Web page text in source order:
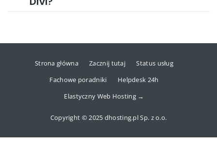
Strona główna Zacznij tutaj
Status usług
Fachowe poradniki
Helpdesk 24h
Elastyczny Web Hosting →
Copyright © 2025 dhosting.pl Sp. z o.o.